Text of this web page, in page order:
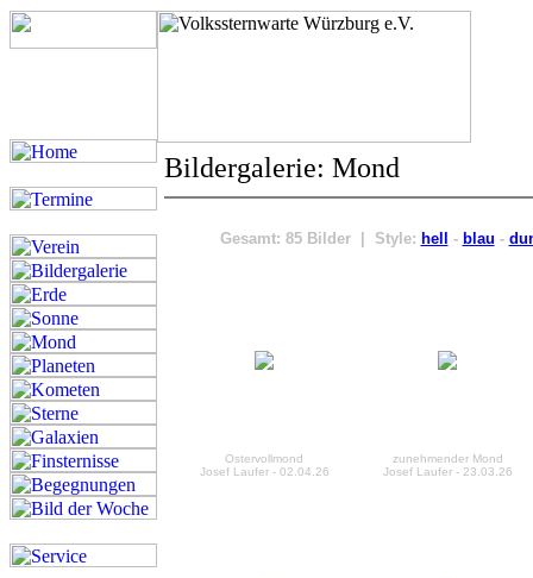
Bildergalerie: Mond
Gesamt: 85 Bilder | Style: hell - blau -
Ostervollmond
Josef Laufer - 02.04.26
zunehmender Mond
Josef Laufer - 23.03.26